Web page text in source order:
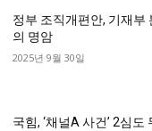
정부 조직개편안, 기재부
의 명암
2025년 9월 30일
국힘, ‘채널A 사건’ 2심